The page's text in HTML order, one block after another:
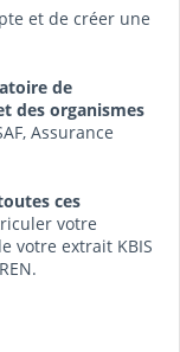
et de créer une
de
des organismes
Assurance
ces
votre
votre extrait KBIS